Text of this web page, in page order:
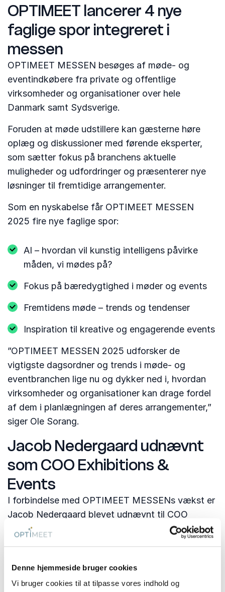
Denne hjemmeside bruger cookies
Vi bruger cookies til at tilpasse vores indhold og
OPTIMEET lancerer 4 nye
faglige spor integreret i
messen
OPTIMEET MESSEN besøges af møde- og
eventindkøbere fra private og offentlige
virksomheder og organisationer over hele
Danmark samt Sydsverige.
Foruden at møde udstillere kan gæsterne høre
oplæg og diskussioner med førende eksperter,
som sætter fokus på branchens aktuelle
muligheder og udfordringer og præsenterer nye
løsninger til fremtidige arrangementer.
Som en nyskabelse får OPTIMEET MESSEN
2025 fire nye faglige spor:
AI – hvordan vil kunstig intelligens påvirke
måden, vi mødes på?
Fokus på bæredygtighed i møder og events
Fremtidens møde – trends og tendenser
Inspiration til kreative og engagerende events
”OPTIMEET MESSEN 2025 udforsker de
vigtigste dagsordner og trends i møde- og
eventbranchen lige nu og dykker ned i, hvordan
virksomheder og organisationer kan drage fordel
af dem i planlægningen af deres arrangementer,”
siger Ole Sorang.
Jacob Nedergaard udnævnt
som COO Exhibitions &
Events
I forbindelse med OPTIMEET MESSENs vækst er
Jacob Nedergaard blevet udnævnt til COO
Exhibitions & Events. Med sin mangeårige
brancheerfaring vil Jacob fremover varetage det
MESSEN, samt de mange andre live-aktiviteter,
som OPTIMEET gennemfører årligt.